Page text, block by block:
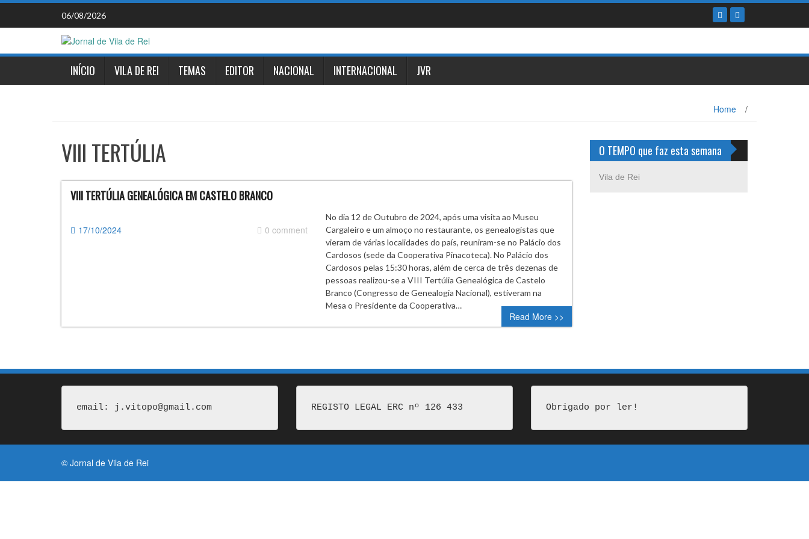
Skip
content
06/08/2026
INÍCIO VILA DE REI TEMAS EDITOR NACIONAL INTERNACIONAL JVR
Home /
VIII TERTÚLIA
VIII TERTÚLIA GENEALÓGICA EM CASTELO BRANCO
17/10/2024 0 comment
No dia 12 de Outubro de 2024, após uma visita ao Museu
Cargaleiro e um almoço no restaurante, os genealogistas que
vieram de várias localidades do país, reuniram-se no Palácio dos
Cardosos (sede da Cooperativa Pinacoteca). No Palácio dos
Cardosos pelas 15:30 horas, além de cerca de três dezenas de
pessoas realizou-se a VIII Tertúlia Genealógica de Castelo
Branco (Congresso de Genealogia Nacional), estiveram na
Mesa o Presidente da Cooperativa…
Read More >>
O TEMPO que faz esta semana
Vila de Rei
email: j.vitopo@gmail.com REGISTO LEGAL ERC nº 126 433 Obrigado por ler!
© Jornal de Vila de Rei